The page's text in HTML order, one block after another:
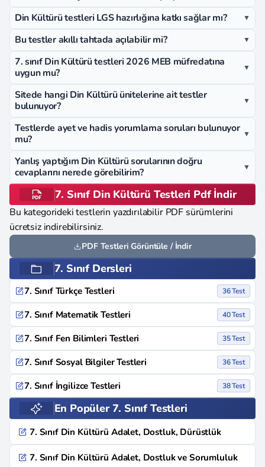
Din Kültürü testleri LGS hazırlığına katkı sağlar mı? ▼
Bu testler akıllı tahtada açılabilir mi? ▼
7. sınıf Din Kültürü testleri 2026 MEB müfredatına
uygun mu?
▼
Sitede hangi Din Kültürü ünitelerine ait testler
bulunuyor?
▼
Testlerde ayet ve hadis yorumlama soruları bulunuyor
mu?
▼
Yanlış yaptığım Din Kültürü sorularının doğru
cevaplarını nerede görebilirim?
▼
7. Sınıf Din Kültürü Testleri Pdf İndir
Bu kategorideki testlerin yazdırılabilir PDF sürümlerini
ücretsiz indirebilirsiniz.
PDF Testleri Görüntüle / İndir
7. Sınıf Dersleri
7. Sınıf Türkçe Testleri 36 Test
7. Sınıf Matematik Testleri 40 Test
7. Sınıf Fen Bilimleri Testleri 35 Test
7. Sınıf Sosyal Bilgiler Testleri 36 Test
7. Sınıf İngilizce Testleri 38 Test
En Popüler 7. Sınıf Testleri
7. Sınıf Din Kültürü Adalet, Dostluk, Dürüstlük
7. Sınıf Din Kültürü Adalet, Dostluk ve Sorumluluk